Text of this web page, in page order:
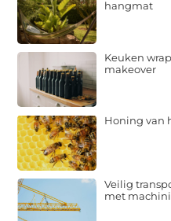
hangmat
Keuken
makeover
Honing van
Veilig
met